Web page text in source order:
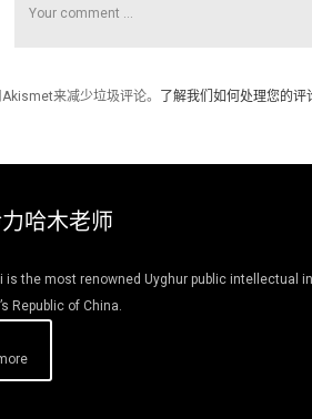
来减少垃圾评论。 了解我们如何处理您的评
哈木老师
is the most renowned Uyghur public intellectual in
Republic of China.